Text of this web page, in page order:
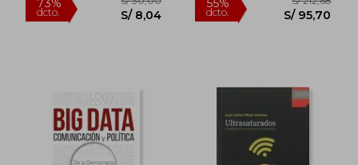
73%
dcto. S/ 8,04
55%
dcto.